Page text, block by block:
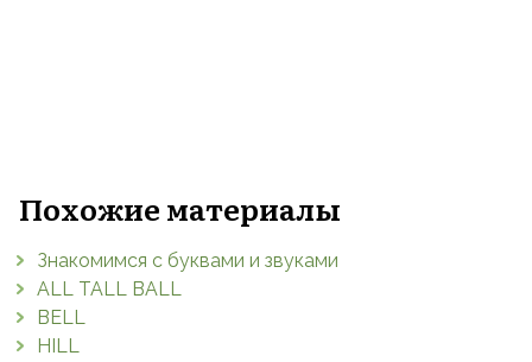
Похожие материалы
Знакомимся с буквами и звуками
ALL TALL BALL
BELL
HILL